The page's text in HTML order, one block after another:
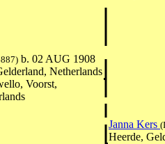
b. 02 AUG 1908
Netherlands
Voorst,
Janna Kers
Heerde,